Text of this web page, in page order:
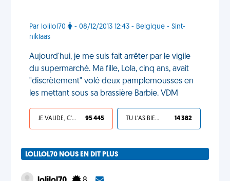
Par lolilol70
- 08/12/2013 12:43 - Belgique - Sint-
niklaas
Aujourd'hui, je me suis fait arrêter par le vigile
du supermarché. Ma fille, Lola, cinq ans, avait
"discrètement" volé deux pamplemousses en
les mettant sous sa brassière Barbie. VDM
JE VALIDE, C'EST UNE VDM 95 445 TU L'AS BIEN MÉRITÉ 14 382
LOLILOL70 NOUS EN DIT PLUS